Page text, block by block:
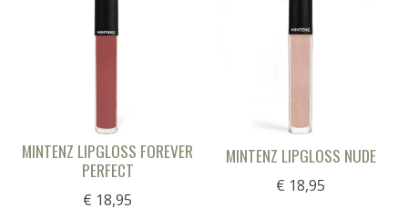
MINTENZ LIPGLOSS FOREVER
PERFECT
€ 18,95
MINTENZ LIPGLOSS NUDE
€ 18,95